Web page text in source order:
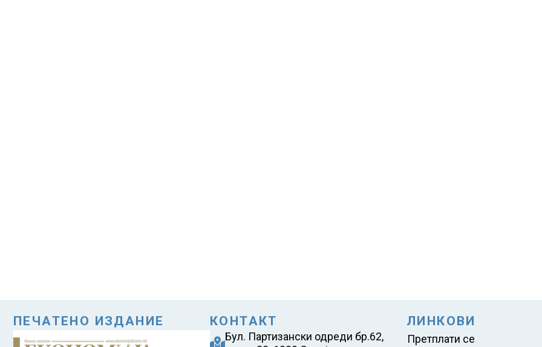
ПЕЧАТЕНО ИЗДАНИЕ КОНТАКТ
Бул. Партизански одреди бр.62,
ЛИНКОВИ
Претплати се